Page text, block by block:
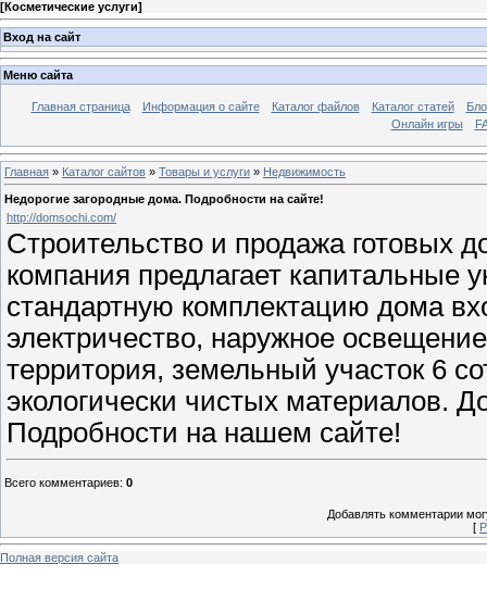
[Косметические услуги]
Вход на сайт
Меню сайта
Главная страница Информация о сайте Каталог файлов Каталог статей
Онлайн игры
Главная » Каталог сайтов » Товары и услуги » Недвижимость
Недорогие загородные дома. Подробности на сайте!
http://domsochi.com/
Строительство и продажа готовых
компания предлагает
стандартную комплектацию дома
электричество, наружное
территория, земельный участок 6
экологически чистых материалов.
Подробности на нашем сайте!
Всего комментариев: 0
Добавлять комментарии
[
Полная версия сайта